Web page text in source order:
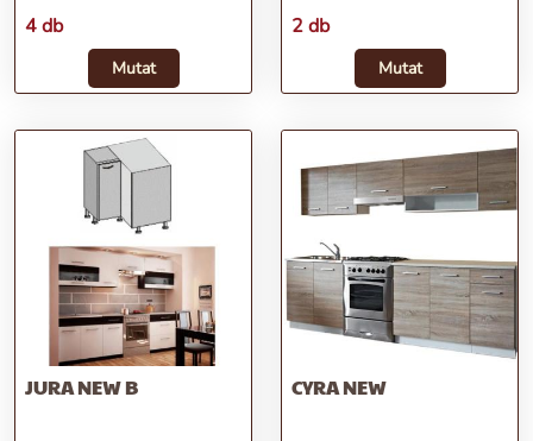
4 db
Mutat
2 db
Mutat
JURA NEW B CYRA NEW